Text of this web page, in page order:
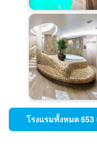
โรงแรมทั้งหมด 653